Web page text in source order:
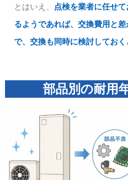
とはいえ、 点検を業者に任せ
るようであれば、交換費用と
で、交換も同時に検討しておく
部品別の耐用